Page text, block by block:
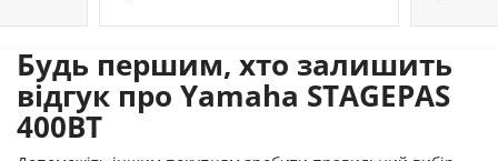
Будь першим, хто залишить
відгук про Yamaha STAGEPAS
400BT